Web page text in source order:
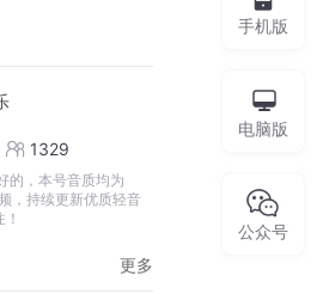
1329
的，本号音质均为
，持续更新优质轻音
更多
手机版
电脑版
公众号